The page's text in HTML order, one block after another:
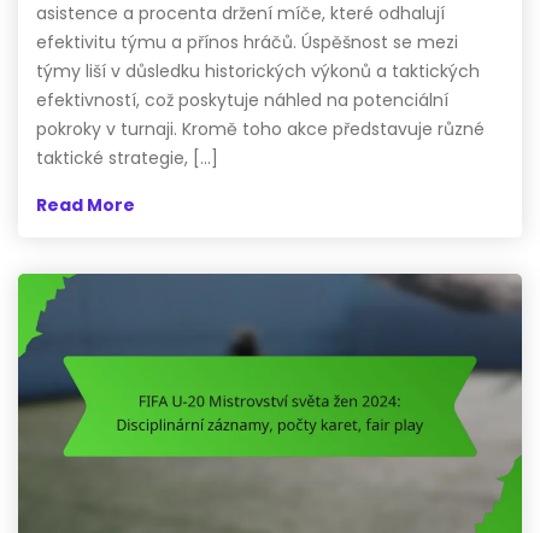
asistence a procenta držení míče, které odhalují
efektivitu týmu a přínos hráčů. Úspěšnost se mezi
týmy liší v důsledku historických výkonů a taktických
efektivností, což poskytuje náhled na potenciální
pokroky v turnaji. Kromě toho akce představuje různé
taktické strategie, […]
Read More